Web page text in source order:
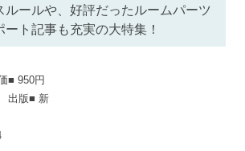
ルールや、好評だったルームパーツ
ト記事も充実の大特集！
■ 950円
出版■ 新